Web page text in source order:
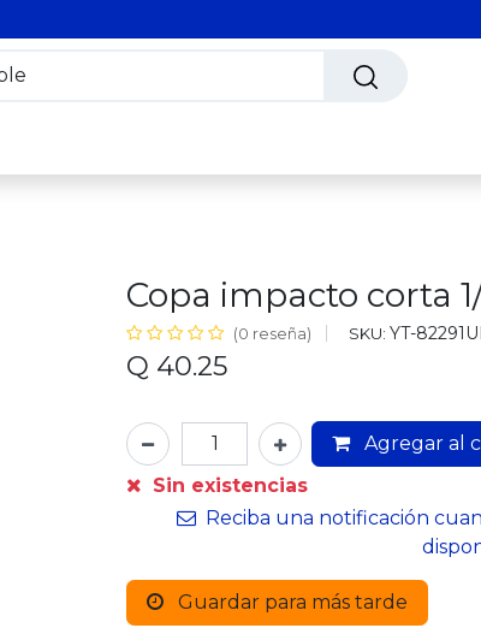
Copa impacto corta
(0 reseña) SKU: YT-
Q 40.25
Agregar al
Sin existencias
Reciba una notificación
Guardar para más tarde